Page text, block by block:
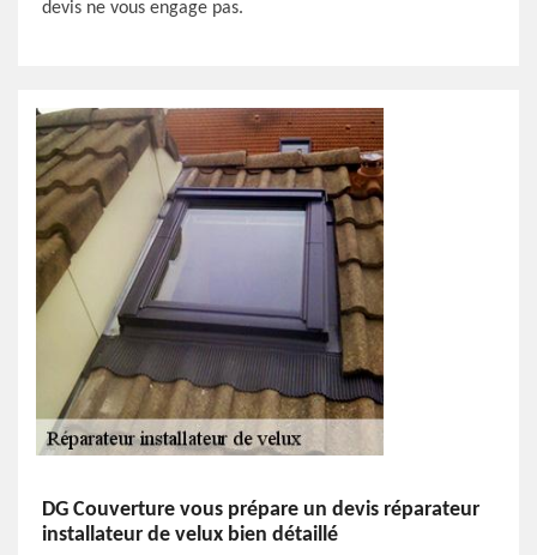
devis ne vous engage pas.
DG Couverture vous prépare un devis réparateur
installateur de velux bien détaillé